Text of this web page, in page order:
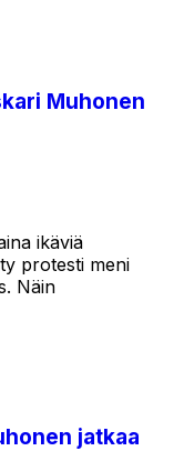
Muhonen
ikäviä
protesti meni
Näin
jatkaa